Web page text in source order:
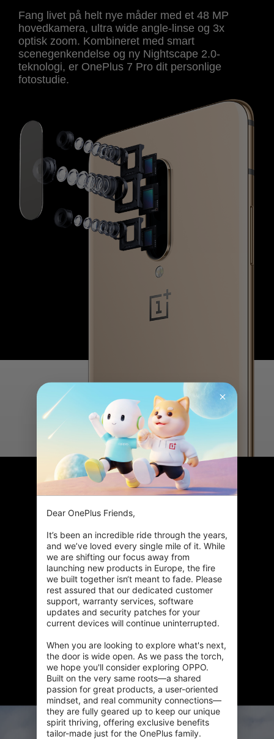
Fang livet på helt nye måder med et 48 MP
hovedkamera, ultra wide angle-linse og 3x
optisk zoom. Kombineret med smart
scenegenkendelse og ny Nightscape 2.0-
teknologi, er OnePlus 7 Pro dit personlige
fotostudie.
48 MP hovedlinse
Tag krystalklare billeder med den højeste
kameraopløsning på en OnePlus-telefon
nogensinde.
Ultra Wide Angle-linse.
Oplev brede udsigter med en ny Ultra-Wide
Angle-linse, som er designet til at forhøje dine
billeders rækkevidde med op til 48 %.
Dear OnePlus Friends,
It’s been an incredible ride through the years,
and we’ve loved every single mile of it. While
we are shifting our focus away from
launching new products in Europe, the fire
we built together isn‘t meant to fade. Please
rest assured that our dedicated customer
support, warranty services, software
updates and security patches for your
current devices will continue uninterrupted.
When you are looking to explore what's next,
the door is wide open. As we pass the torch,
we hope you'll consider exploring OPPO.
Built on the very same roots—a shared
passion for great products, a user-oriented
mindset, and real community connections—
they are fully geared up to keep our unique
spirit thriving, offering exclusive benefits
tailor-made just for the OnePlus family.